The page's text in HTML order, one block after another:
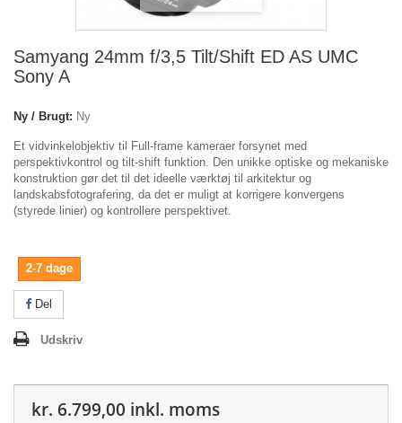
Samyang 24mm f/3,5 Tilt/Shift ED AS UMC
Sony A
Ny / Brugt: Ny
Et vidvinkelobjektiv til Full-frame kameraer forsynet med
perspektivkontrol og tilt-shift funktion. Den unikke optiske og mekaniske
konstruktion gør det til det ideelle værktøj til arkitektur og
landskabsfotografering, da det er muligt at korrigere konvergens
(styrede linier) og kontrollere perspektivet.
2-7 dage
Del
Udskriv
kr. 6.799,00 inkl. moms